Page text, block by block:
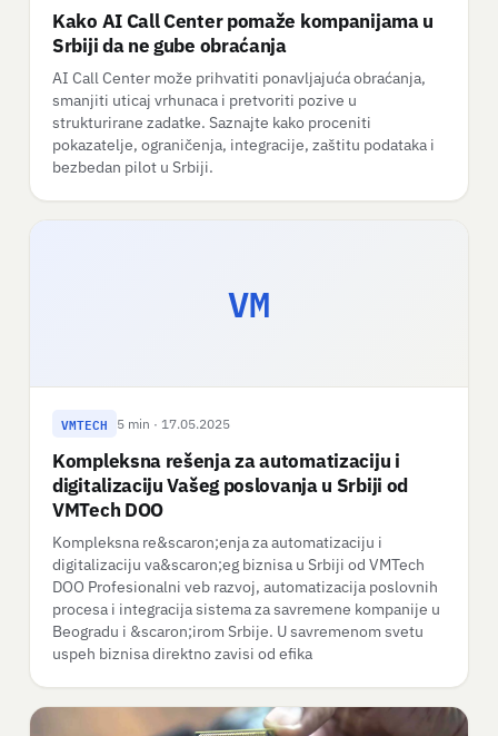
Kako AI Call Center pomaže kompanijama u
Srbiji da ne gube obraćanja
AI Call Center može prihvatiti ponavljajuća obraćanja,
smanjiti uticaj vrhunaca i pretvoriti pozive u
strukturirane zadatke. Saznajte kako proceniti
pokazatelje, ograničenja, integracije, zaštitu podataka i
bezbedan pilot u Srbiji.
VM
VMTECH 5 min · 17.05.2025
Kompleksna rešenja za automatizaciju i
digitalizaciju Vašeg poslovanja u Srbiji od
VMTech DOO
Kompleksna re&scaron;enja za automatizaciju i
digitalizaciju va&scaron;eg biznisa u Srbiji od VMTech
DOO Profesionalni veb razvoj, automatizacija poslovnih
procesa i integracija sistema za savremene kompanije u
Beogradu i &scaron;irom Srbije. U savremenom svetu
uspeh biznisa direktno zavisi od efika